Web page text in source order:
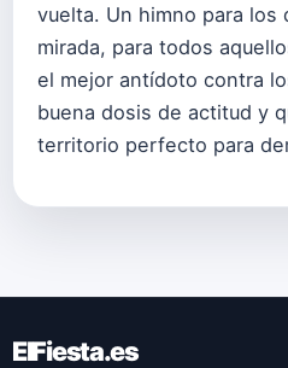
vuelta. Un himno para los
mirada, para todos
el mejor antídoto contra
buena dosis de actitud y
territorio perfecto para
ElFiesta.es